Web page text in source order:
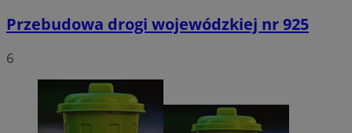
Przebudowa drogi wojewódzkiej nr 925
6